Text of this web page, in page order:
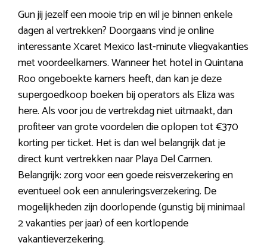
Gun jij jezelf een mooie trip en wil je binnen enkele
dagen al vertrekken? Doorgaans vind je online
interessante Xcaret Mexico last-minute vliegvakanties
met voordeelkamers. Wanneer het hotel in Quintana
Roo ongeboekte kamers heeft, dan kan je deze
supergoedkoop boeken bij operators als Eliza was
here. Als voor jou de vertrekdag niet uitmaakt, dan
profiteer van grote voordelen die oplopen tot €370
korting per ticket. Het is dan wel belangrijk dat je
direct kunt vertrekken naar Playa Del Carmen.
Belangrijk: zorg voor een goede reisverzekering en
eventueel ook een annuleringsverzekering. De
mogelijkheden zijn doorlopende (gunstig bij minimaal
2 vakanties per jaar) of een kortlopende
vakantieverzekering.